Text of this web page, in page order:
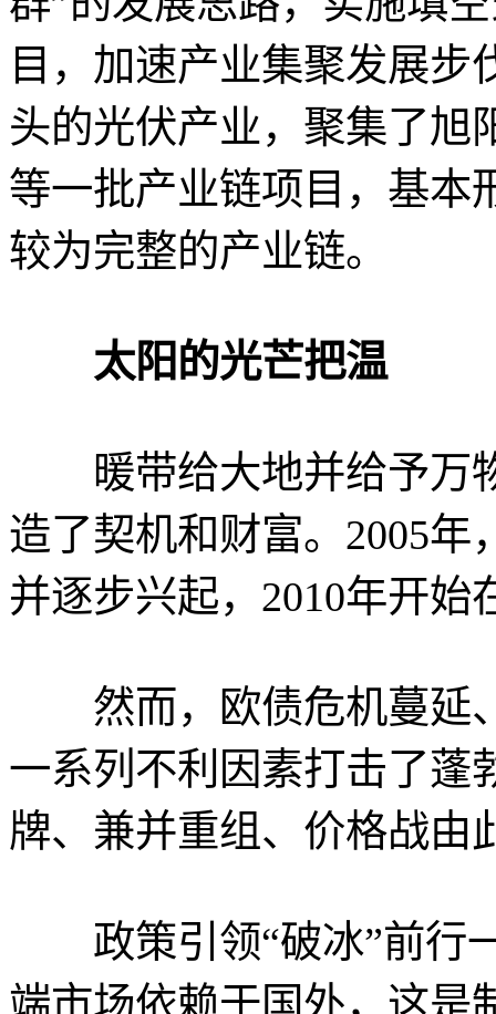
目，加速产业集聚发展
头的光伏产业，聚集了旭
等一批产业链项目，基
较为完整的产业链。
太阳的光芒把温
暖带给大地并给予万
造了契机和财富。2005
并逐步兴起，2010年开
然而，欧债危机蔓延、
一系列不利因素打击了蓬
牌、兼并重组、价格战由
政策引领“破冰”前行
端市场依赖于国外，这是